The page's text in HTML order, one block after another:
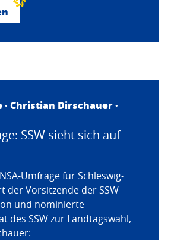
Christian Dirschauer·
SSW sieht sich auf
Umfrage für Schleswig-
der Vorsitzende der SSW-
und nominierte
des SSW zur Landtagswahl,